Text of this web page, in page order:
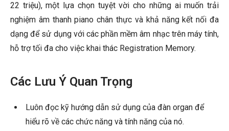
22 triệu), một lựa chọn tuyệt vời cho những ai muốn trải
nghiệm âm thanh piano chân thực và khả năng kết nối đa
dạng để sử dụng với các phần mềm âm nhạc trên máy tính,
hỗ trợ tối đa cho việc khai thác Registration Memory.
Các Lưu Ý Quan Trọng
Luôn đọc kỹ hướng dẫn sử dụng của đàn organ để
hiểu rõ về các chức năng và tính năng của nó.